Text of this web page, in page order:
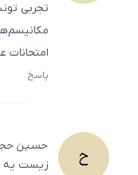
تجربی
امتحانات
پاسخ
ح حسین
زیست یه